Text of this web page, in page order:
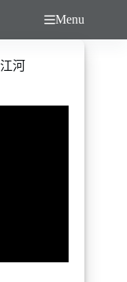
Menu
河